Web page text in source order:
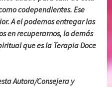
codependientes. Ese
A el podemos entregar las
en recuperarnos, lo demás
que es la Terapia Doce
Autora/Consejera y